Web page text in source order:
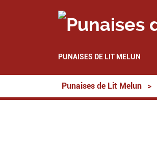
PUNAISES DE LIT MELUN
Punaises de Lit Melun >